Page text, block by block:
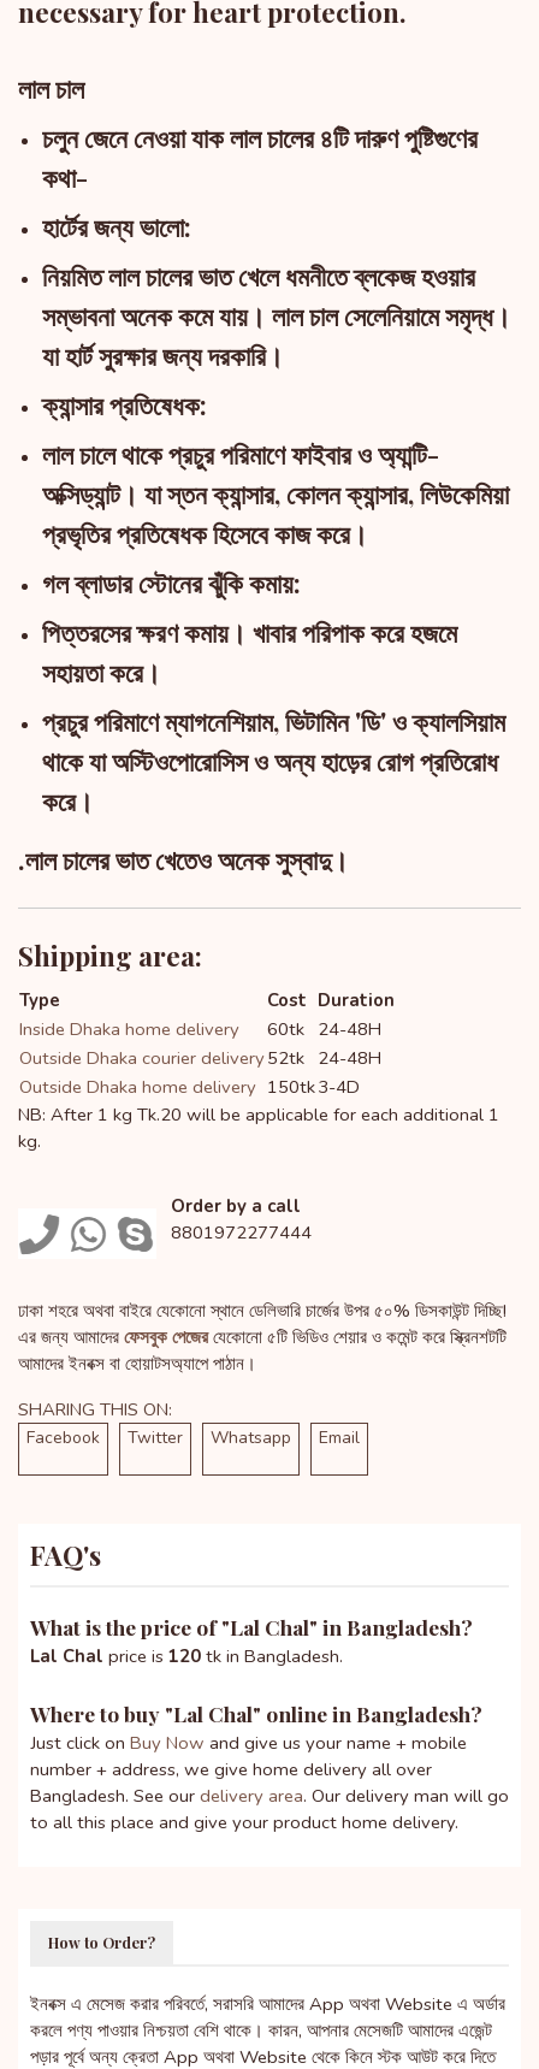
necessary for heart protection.
লাল চাল
চলুন জেনে নেওয়া যাক লাল চালের ৪টি দারুণ পুষ্টিগুণের
কথা-
হার্টের জন্য ভালো:
নিয়মিত লাল চালের ভাত খেলে ধমনীতে ব্লকেজ হওয়ার
সম্ভাবনা অনেক কমে যায়। লাল চাল সেলেনিয়ামে সমৃদ্ধ।
যা হার্ট সুরক্ষার জন্য দরকারি।
ক্যান্সার প্রতিষেধক:
লাল চালে থাকে প্রচুর পরিমাণে ফাইবার ও অ্যান্টি-
অক্সিড্যান্ট। যা স্তন ক্যান্সার, কোলন ক্যান্সার, লিউকেমিয়া
প্রভৃতির প্রতিষেধক হিসেবে কাজ করে।
গল ব্লাডার স্টোনের ঝুঁকি কমায়:
পিত্তরসের ক্ষরণ কমায়। খাবার পরিপাক করে হজমে
সহায়তা করে।
প্রচুর পরিমাণে ম্যাগনেশিয়াম, ভিটামিন 'ডি' ও ক্যালসিয়াম
থাকে যা অস্টিওপোরোসিস ও অন্য হাড়ের রোগ প্রতিরোধ
করে।
.লাল চালের ভাত খেতেও অনেক সুস্বাদু।
Shipping area:
Type Cost Duration
Inside Dhaka home delivery
60tk 24-48H
Outside Dhaka courier delivery52tk 24-48H
Outside Dhaka home delivery 150tk3-4D
NB: After 1 kg Tk.20 will be applicable for each additional 1
kg.
Order by a call
8801972277444
ঢাকা শহরে অথবা বাইরে যেকোনো স্থানে ডেলিভারি চার্জের উপর ৫০% ডিসকাউন্ট দিচ্ছি!
এর জন্য আমাদের ফেসবুক পেজেরযেকোনো ৫টি ভিডিও শেয়ার ও কমেন্ট করে স্ক্রিনশটটি
আমাদের ইনবক্স বা হোয়াটসঅ্যাপে পাঠান।
SHARING THIS ON:
Facebook Twitter Whatsapp Email
FAQ's
What is the price of "Lal Chal" in Bangladesh?
Lal Chal price is 120 tk in Bangladesh.
Where to buy "Lal Chal" online in Bangladesh?
Just click on Buy Now and give us your name + mobile
number + address, we give home delivery all over
Bangladesh. See our delivery area. Our delivery man will go
to all this place and give your product home delivery.
How to Order?
ইনবক্স এ মেসেজ করার পরিবর্তে, সরাসরি আমাদের App অথবা Website এ অর্ডার
করলে পণ্য পাওয়ার নিশ্চয়তা বেশি থাকে। কারন, আপনার মেসেজটি আমাদের এজেন্ট
পড়ার পূর্বে অন্য ক্রেতা App অথবা Website থেকে কিনে স্টক আউট করে দিতে